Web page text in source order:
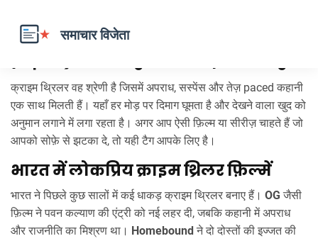
क्राइम थ्रिलर क्या है और क्यों देखना चाहिए?
क्राइम थ्रिलर वह श्रेणी है जिसमें अपराध, सस्पेंस और तेज़ paced कहानी
एक साथ मिलती हैं। यहाँ हर मोड़ पर दिमाग घूमता है और देखने वाला खुद को
अनुमान लगाने में लगा रहता है। अगर आप ऐसी फ़िल्म या सीरीज़ चाहते हैं जो
आपको सोफ़े से झटका दे, तो यही टैग आपके लिए है।
भारत में लोकप्रिय क्राइम थ्रिलर फ़िल्में
भारत ने पिछले कुछ सालों में कई धाकड़ क्राइम थ्रिलर बनाए हैं। OG जैसी
फ़िल्म ने पवन कल्याण की एंट्री को नई लहर दी, जबकि कहानी में अपराध
और राजनीति का मिश्रण था। Homebound ने दो दोस्तों की इज्जत की